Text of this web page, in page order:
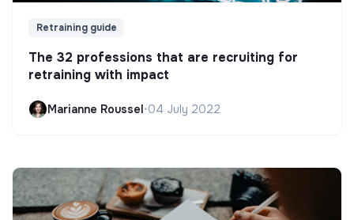
Retraining guide
The 32 professions that are recruiting for
retraining with impact
Marianne Roussel•04 July 2022